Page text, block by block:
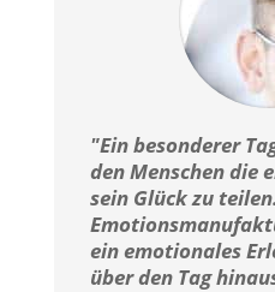
"Ein besonderer
den Menschen die
sein Glück zu
ein emotionales
über den Tag